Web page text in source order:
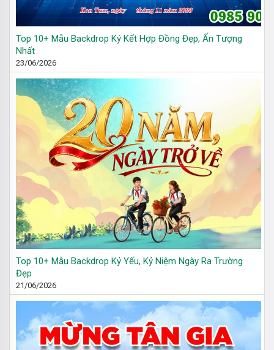
Top 10+ Mẫu Backdrop Ký Kết Hợp Đồng Đẹp, Ấn Tượng
Nhất
23/06/2026
Top 10+ Mẫu Backdrop Kỷ Yếu, Kỷ Niệm Ngày Ra Trường
Đẹp
21/06/2026